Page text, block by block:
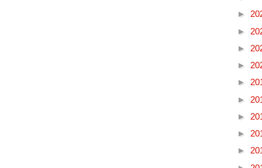
►
►
►
►
►
►
►
►
►